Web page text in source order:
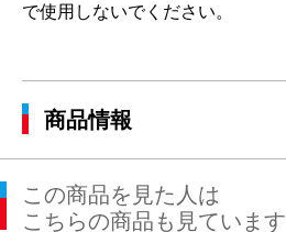
で使用しないでください。
商品情報
この商品を見た人は
こちらの商品も見ています